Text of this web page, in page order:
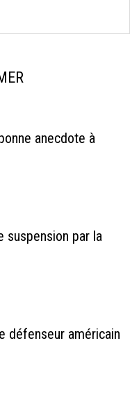
anecdote à
suspension par la
défenseur américain